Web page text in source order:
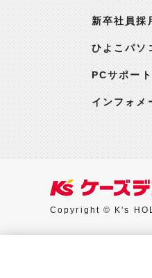
新卒社員採
ひよこパソ
PCサポー
インフォメ
Copyright © K's
Googleアナリティク